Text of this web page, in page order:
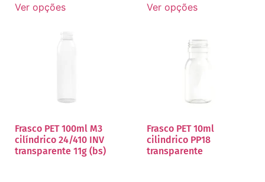
Ver opções Ver opções
Frasco PET 100ml M3
cilíndrico 24/410 INV
transparente 11g (bs)
Frasco PET 10ml
cilindrico PP18
transparente